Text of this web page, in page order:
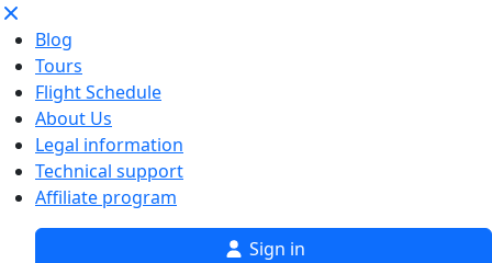
Blog
Tours
Flight Schedule
About Us
Legal information
Technical support
Affiliate program
Sign in